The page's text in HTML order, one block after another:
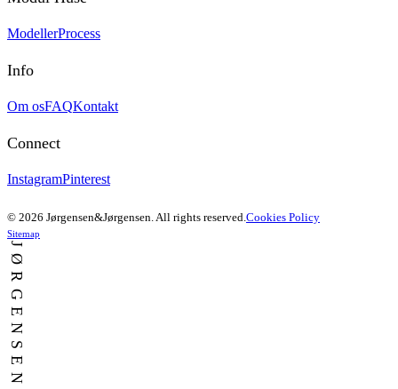
ModellerProcess
Info
Om osFAQKontakt
Connect
InstagramPinterest
© 2026 Jørgensen&Jørgensen. All rights reserved. Cookies Policy
Sitemap
JØRGENSEN